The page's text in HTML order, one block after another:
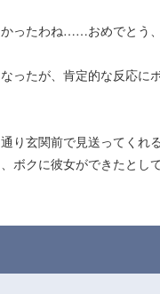
たわね……おめでとう
ったが、肯定的な反応に
り玄関前で見送ってくれ
、ボクに彼女ができた